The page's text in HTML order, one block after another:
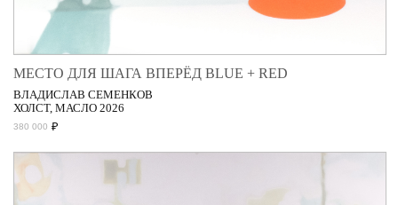
МЕСТО ДЛЯ ШАГА ВПЕРЁД BLUE + RED
ВЛАДИСЛАВ СЕМЕНКОВ
ХОЛСТ, МАСЛО 2026
380 000 ₽